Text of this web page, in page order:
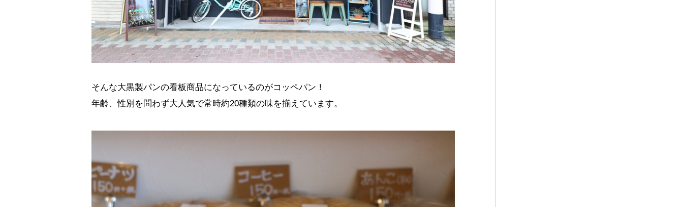
そんな大黒製パンの看板商品になっているのがコッペパン！
年齢、性別を問わず大人気で常時約20種類の味を揃えています。